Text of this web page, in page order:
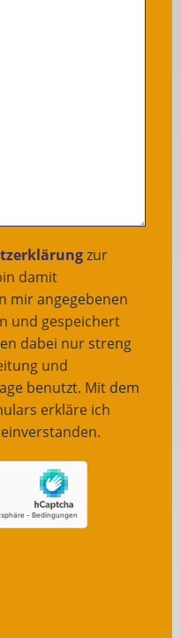
zur
damit
mir angegebenen
und gespeichert
dabei nur streng
und
benutzt. Mit dem
erkläre ich